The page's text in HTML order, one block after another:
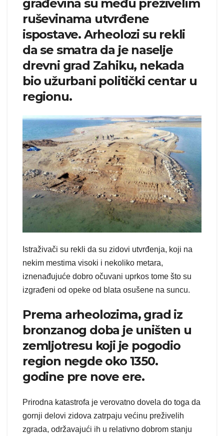
građevina su među preživelim
ruševinama utvrđene
ispostave. Arheolozi su rekli
da se smatra da je naselje
drevni grad Zahiku, nekada
bio užurbani politički centar u
regionu.
Istraživači su rekli da su zidovi utvrđenja, koji na
nekim mestima visoki i nekoliko metara,
iznenađujuće dobro očuvani uprkos tome što su
izgrađeni od opeke od blata osušene na suncu.
Prema arheolozima, grad iz
bronzanog doba je uništen u
zemljotresu koji je pogodio
region negde oko 1350.
godine pre nove ere.
Prirodna katastrofa je verovatno dovela do toga da
gornji delovi zidova zatrpaju većinu preživelih
zgrada, održavajući ih u relativno dobrom stanju